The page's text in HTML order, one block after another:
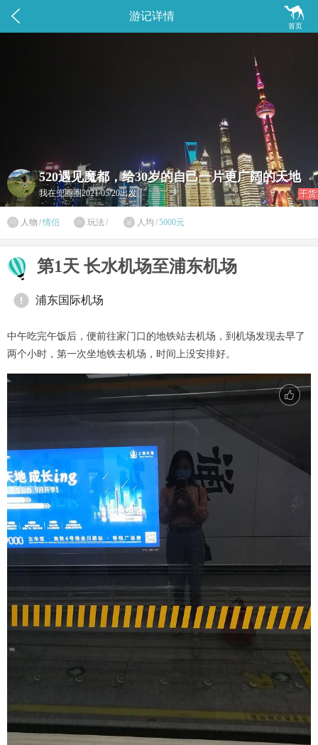
 
首页
游记详情
520遇见魔都，给30岁的自己一片更广阔的天地
我在兜圈圈2021/05/20出发 干货
 人物 /情侣  玩法 /  人均 /5000元
第1天 长水机场至浦东机场
浦东国际机场
中午吃完午饭后，便前往家门口的地铁站去机场，到机场发现去早了
两个小时，第一次坐地铁去机场，时间上没安排好。